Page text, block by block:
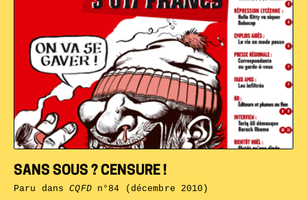
SANS SOUS ? CENSURE !
Paru dansCQFDn°84 (décembre 2010)